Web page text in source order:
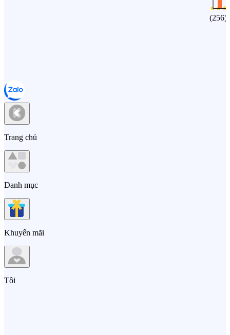
(256)
Trang chủ
Danh mục
Khuyến mãi
Tôi